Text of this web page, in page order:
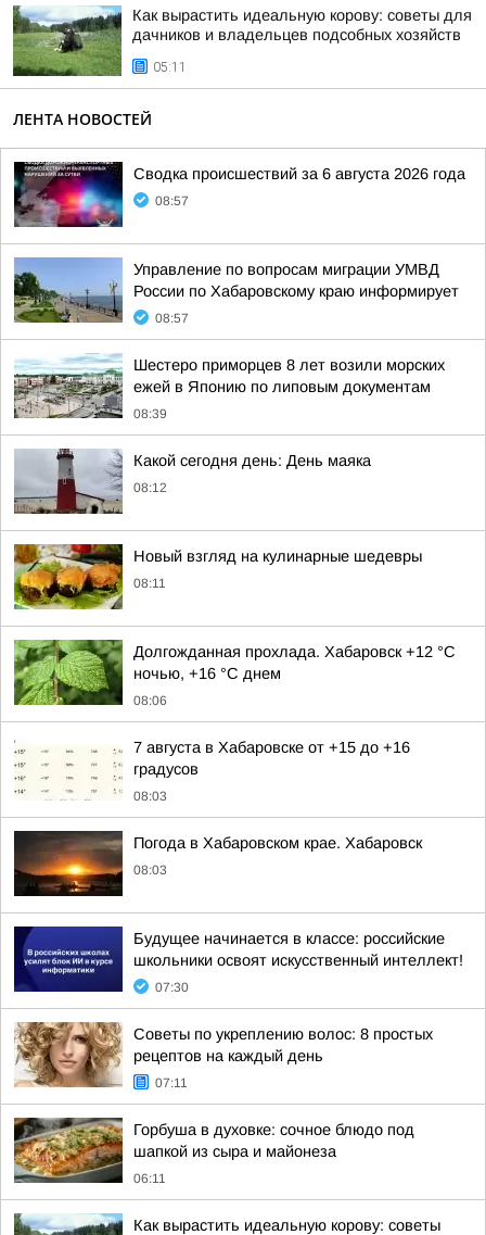
Как вырастить идеальную корову: советы для
дачников и владельцев подсобных хозяйств
05:11
ЛЕНТА НОВОСТЕЙ
Сводка происшествий за 6 августа 2026 года
08:57
Управление по вопросам миграции УМВД
России по Хабаровскому краю информирует
08:57
Шестеро приморцев 8 лет возили морских
ежей в Японию по липовым документам
08:39
Какой сегодня день: День маяка
08:12
Новый взгляд на кулинарные шедевры
08:11
Долгожданная прохлада. Хабаровск +12 °C
ночью, +16 °C днем
08:06
7 августа в Хабаровске от +15 до +16
градусов
08:03
Погода в Хабаровском крае. Хабаровск
08:03
Будущее начинается в классе: российские
школьники освоят искусственный интеллект!
07:30
Советы по укреплению волос: 8 простых
рецептов на каждый день
07:11
Горбуша в духовке: сочное блюдо под
шапкой из сыра и майонеза
06:11
Как вырастить идеальную корову: советы